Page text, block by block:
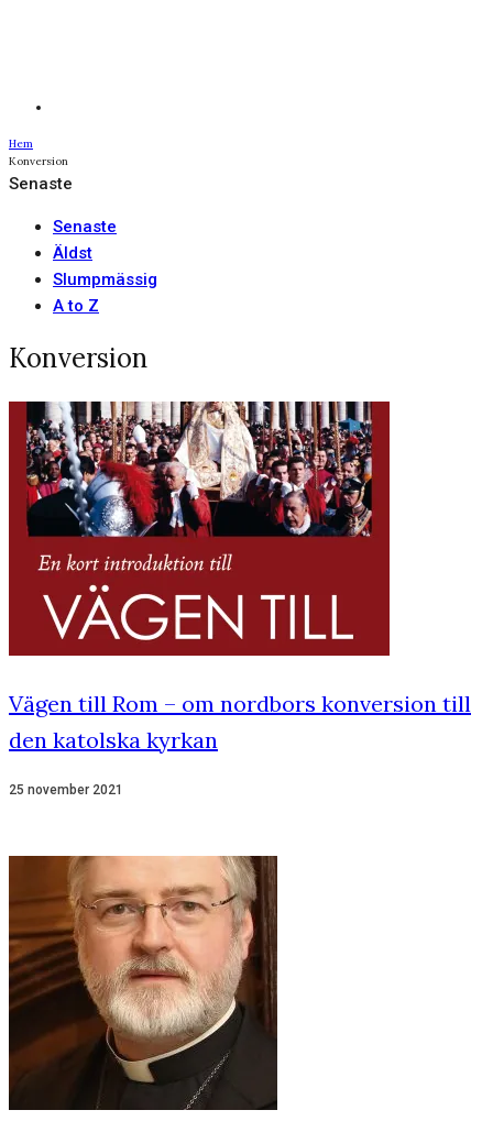
Hem
Konversion
Senaste
Senaste
Äldst
Slumpmässig
A to Z
Konversion
Vägen till Rom – om nordbors konversion till
den katolska kyrkan
25 november 2021